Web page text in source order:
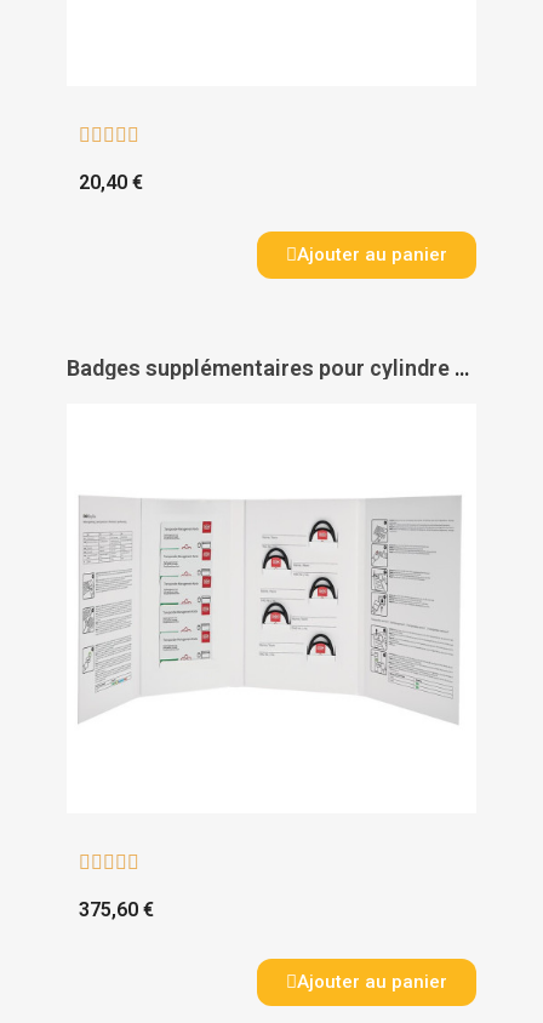
    
20,40 €
Ajouter au panier
Badges supplémentaires pour cylindre électroniques EasyFlex Box Pro - DOM
    
375,60 €
Ajouter au panier